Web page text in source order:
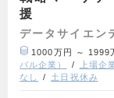
援
データサイエン
1000万円 ～ 1999
バル企業）
上場企
なし
土日祝休み